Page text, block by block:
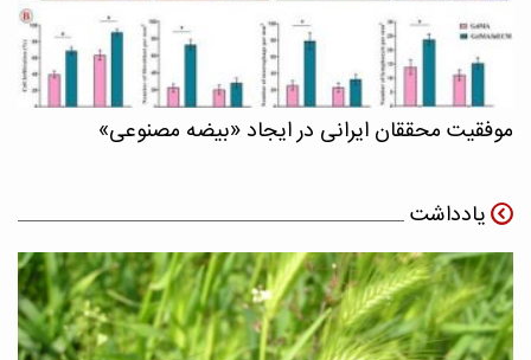
موفقیت محققان ایرانی در ایجاد «بیضه مصنوعی»
یادداشت